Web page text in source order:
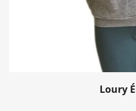
Loury